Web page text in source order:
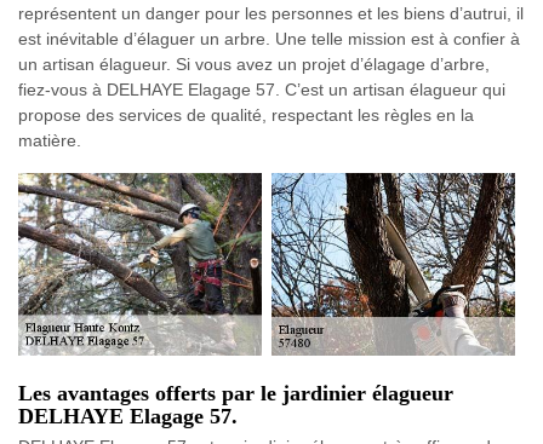
représentent un danger pour les personnes et les biens d’autrui, il
est inévitable d’élaguer un arbre. Une telle mission est à confier à
un artisan élagueur. Si vous avez un projet d’élagage d’arbre,
fiez-vous à DELHAYE Elagage 57. C’est un artisan élagueur qui
propose des services de qualité, respectant les règles en la
matière.
Les avantages offerts par le jardinier élagueur
DELHAYE Elagage 57.